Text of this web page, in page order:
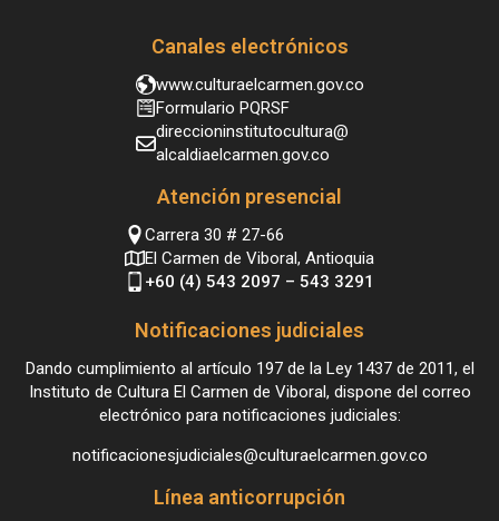
Canales electrónicos
www.culturaelcarmen.gov.co
Formulario PQRSF
direccioninstitutocultura@
alcaldiaelcarmen.gov.co
Atención presencial
Carrera 30 # 27-66
El Carmen de Viboral, Antioquia
+60 (4) 543 2097 – 543 3291
Notificaciones judiciales
Dando cumplimiento al artículo 197 de la Ley 1437 de 2011, el
Instituto de Cultura El Carmen de Viboral, dispone del correo
electrónico para notificaciones judiciales:
notificacionesjudiciales@culturaelcarmen.gov.co
Línea anticorrupción